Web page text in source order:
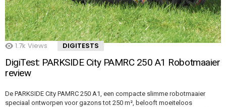
1.7k Views DIGITESTS
DigiTest: PARKSIDE City PAMRC 250 A1 Robotmaaier
review
De PARKSIDE City PAMRC 250 A1, een compacte slimme robotmaaier
speciaal ontworpen voor gazons tot 250 m², belooft moeiteloos